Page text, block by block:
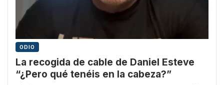
ODIO
La recogida de cable de Daniel Esteve
“¿Pero qué tenéis en la cabeza?”